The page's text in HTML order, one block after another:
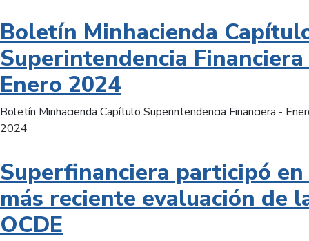
Boletín Minhacienda
Superintendencia
Enero 2024
Boletín Minhacienda Capítulo Superintendencia Financiera -
2024
Superfinanciera participó
más reciente evaluación de
OCDE